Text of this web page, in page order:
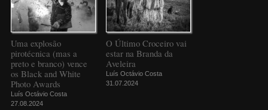
Uma explosão
pirotécnica (mas a
preto e branco) vence
os Black and White
Photo Awards
Luís Octávio Costa
27.08.2024
O Último Croceiro vai
estar na Branda da
Aveleira
Luís Octávio Costa
31.07.2024